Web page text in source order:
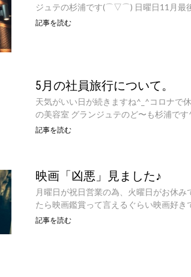
ジュテの杉浦です(⌒▽⌒) 日曜日11月最
記事を読む
5月の社員旅行について。
天気がいい日が続きますね^_^コロナで
の美容室 グランジュテのど〜も杉浦で
記事を読む
映画「凶悪」見ました♪
月曜日が祝日営業の為、火曜日がお休
たら映画鑑賞って言えるぐらい映画好
記事を読む